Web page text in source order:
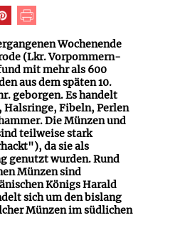
Wochenende
(Lkr. Vorpommern-
mit mehr als 600
aus dem späten 10.
geborgen. Es handelt
Halsringe, Fibeln, Perlen
Die Münzen und
teilweise stark
da sie als
genutzt wurden. Rund
Münzen sind
Königs Harald
sich um den bislang
Münzen im südlichen